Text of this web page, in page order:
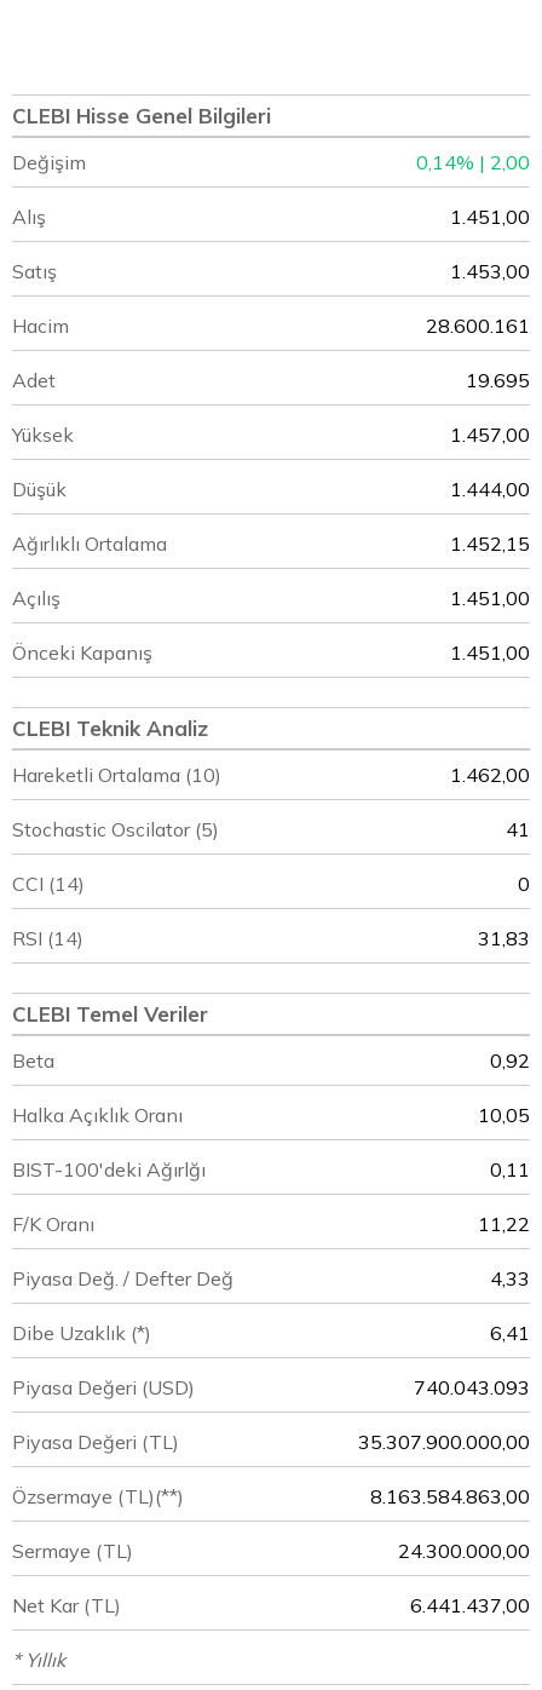
CLEBI Hisse Genel Bilgileri
Değişim 0,14% | 2,00
Alış 1.451,00
Satış 1.453,00
Hacim 28.600.161
Adet 19.695
Yüksek 1.457,00
Düşük 1.444,00
Ağırlıklı Ortalama 1.452,15
Açılış 1.451,00
Önceki Kapanış 1.451,00
CLEBI Teknik Analiz
Hareketli Ortalama (10) 1.462,00
Stochastic Oscilator (5) 41
CCI (14) 0
RSI (14) 31,83
CLEBI Temel Veriler
Beta 0,92
Halka Açıklık Oranı 10,05
BIST-100'deki Ağırlğı 0,11
F/K Oranı 11,22
Piyasa Değ. / Defter Değ 4,33
Dibe Uzaklık (*) 6,41
Piyasa Değeri (USD) 740.043.093
Piyasa Değeri (TL) 35.307.900.000,00
Özsermaye (TL)(**) 8.163.584.863,00
Sermaye (TL) 24.300.000,00
Net Kar (TL) 6.441.437,00
* Yıllık